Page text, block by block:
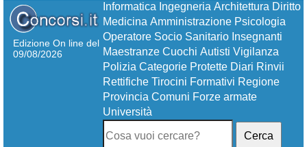
Edizione On line del
09/08/2026
Informatica Ingegneria Architettura Diritto
Medicina Amministrazione Psicologia
Operatore Socio Sanitario Insegnanti
Maestranze Cuochi Autisti Vigilanza
Polizia Categorie Protette Diari Rinvii
Rettifiche Tirocini Formativi Regione
Provincia Comuni Forze armate
Università
Cerca